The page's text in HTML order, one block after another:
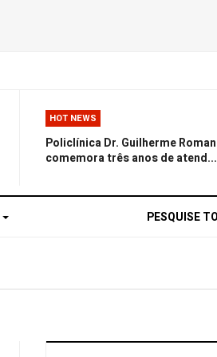
HOT NEWS
Policlínica Dr. Guilherme
comemora três anos de atend...
PESQUISE